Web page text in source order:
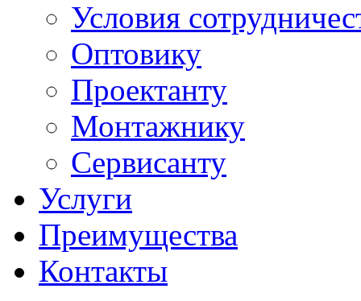
Условия
Оптовику
Проектанту
Монтажнику
Сервисанту
Услуги
Преимущества
Контакты